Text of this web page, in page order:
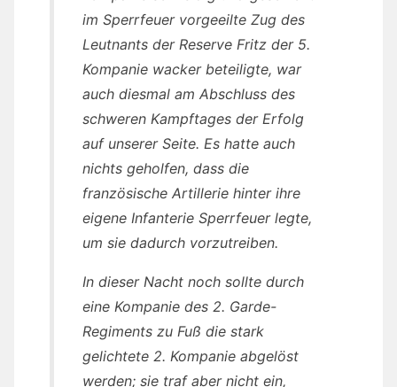
im Sperrfeuer vorgeeilte Zug des
Leutnants der Reserve Fritz der 5.
Kompanie wacker beteiligte, war
auch diesmal am Abschluss des
schweren Kampftages der Erfolg
auf unserer Seite. Es hatte auch
nichts geholfen, dass die
französische Artillerie hinter ihre
eigene Infanterie Sperrfeuer legte,
um sie dadurch vorzutreiben.
In dieser Nacht noch sollte durch
eine Kompanie des 2. Garde-
Regiments zu Fuß die stark
gelichtete 2. Kompanie abgelöst
werden; sie traf aber nicht ein,